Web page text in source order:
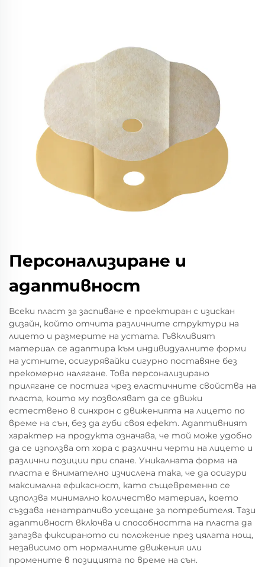
Персонализиране и
адаптивност
Всеки пласт за заспиване е проектиран с изискан
дизайн, който отчита различните структури на
лицето и размерите на устата. Гъвкливият
материал се адаптира към индивидуалните форми
на устните, осигурявайки сигурно поставяне без
прекомерно налягане. Това персонализирано
прилягане се постига чрез еластичните свойства на
пласта, които му позволяват да се движи
естествено в синхрон с движенията на лицето по
време на сън, без да губи своя ефект. Адаптивният
характер на продукта означава, че той може удобно
да се използва от хора с различни черти на лицето и
различни позиции при спане. Уникалната форма на
пласта е внимателно изчислена така, че да осигури
максимална ефикасност, като същевременно се
използва минимално количество материал, което
създава ненатрапчиво усещане за потребителя. Тази
адаптивност включва и способността на пласта да
запазва фиксираното си положение през цялата нощ,
независимо от нормалните движения или
промените в позицията по време на сън.